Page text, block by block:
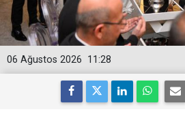
11:28
06 Ağustos 2026